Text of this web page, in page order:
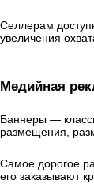
Селлерам
увеличения
Медийная
Баннеры —
размещения,
Самое дорогое
его заказывают